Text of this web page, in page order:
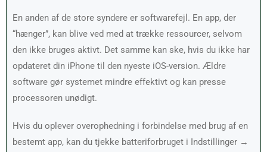
En anden af de store syndere er softwarefejl. En app, der
“hænger”, kan blive ved med at trække ressourcer, selvom
den ikke bruges aktivt. Det samme kan ske, hvis du ikke har
opdateret din iPhone til den nyeste iOS-version. Ældre
software gør systemet mindre effektivt og kan presse
processoren unødigt.
Hvis du oplever overophedning i forbindelse med brug af en
bestemt app, kan du tjekke batteriforbruget i Indstillinger →